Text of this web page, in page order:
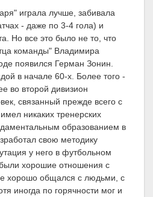
играла лучше, забивала
- даже по 3-4 гола) и
Но все это было не то, что
команды" Владимира
появился Герман Зонин.
в начале 60-х. Более того -
во второй дивизион
связанный прежде всего с
никаких тренерских
образованием в
свою методику
у него в футбольном
хорошие отношения с
хорошо общался с людьми, с
иногда по горячности мог и